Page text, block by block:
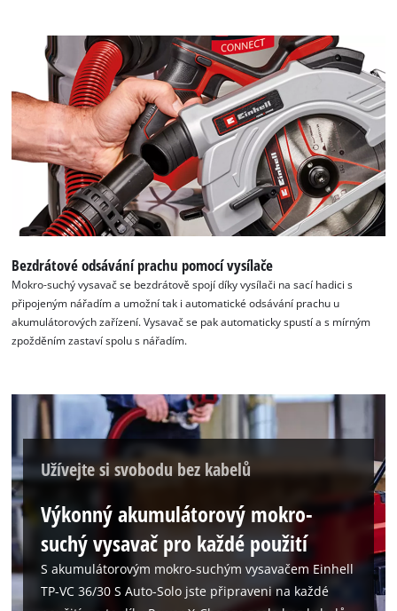
K načtení služby Google Maps
potřebujeme váš souhlas!
This content is not permitted to load due
to trackers that are not disclosed to the
the site with their CMP to add this content
to the list of technologies used.
Powered byUsercentrics Consent
Management Platform
Bezdrátové odsávání prachu pomocí vysílače
Mokro-suchý vysavač se bezdrátově spojí díky vysílači na sací hadici s
připojeným nářadím a umožní tak i automatické odsávání prachu u
akumulátorových zařízení. Vysavač se pak automaticky spustí a s mírným
zpožděním zastaví spolu s nářadím.
Užívejte si svobodu bez kabelů
Výkonný akumulátorový mokro-
suchý vysavač pro každé použití
S akumulátorovým mokro-suchým vysavačem Einhell
TP-VC 36/30 S Auto-Solo jste připraveni na každé